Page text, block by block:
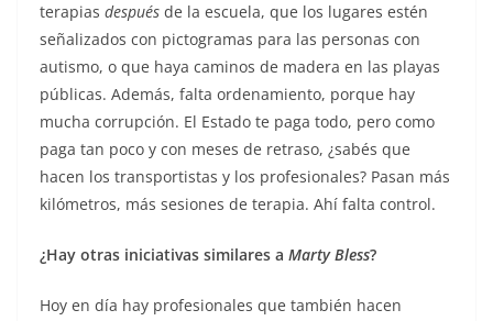
terapias después de la escuela, que los lugares estén
señalizados con pictogramas para las personas con
autismo, o que haya caminos de madera en las playas
públicas. Además, falta ordenamiento, porque hay
mucha corrupción. El Estado te paga todo, pero como
paga tan poco y con meses de retraso, ¿sabés que
hacen los transportistas y los profesionales? Pasan más
kilómetros, más sesiones de terapia. Ahí falta control.
¿Hay otras iniciativas similares a Marty Bless?
Hoy en día hay profesionales que también hacen